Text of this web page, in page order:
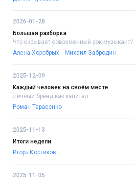
2026-01-28
Большая разборка
Что скрывает современный рок-музыкант?
Алена Хоробрых
Михаил Забродин
2025-12-09
Каждый человек на своём месте
Личный бренд как капитал
Роман Тарасенко
2025-11-13
Итоги недели
Игорь Костиков
2025-11-05